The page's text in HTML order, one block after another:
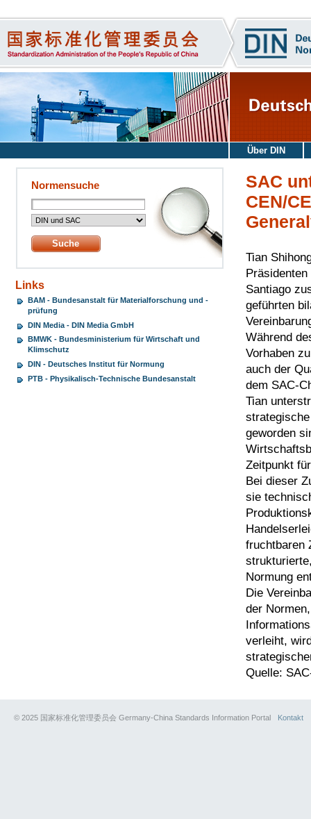
Über DIN
Normensuche
Links
BAM - Bundesanstalt für Materialforschung und -
prüfung
DIN Media - DIN Media GmbH
BMWK - Bundesministerium für Wirtschaft und
Klimschutz
DIN - Deutsches Institut für Normung
PTB - Physikalisch-Technische Bundesanstalt
SAC
CEN/
Tian
Santiago
geführten
Während
Vorhaben
auch der
dem SAC-
Tian
geworden
Zeitpunkt
Bei dieser
sie
fruchtbaren
Normung
Die
der
verleiht,
Quelle:
© 2025 国家标准化管理委员会 Germany-China Standards Information Portal Kontakt